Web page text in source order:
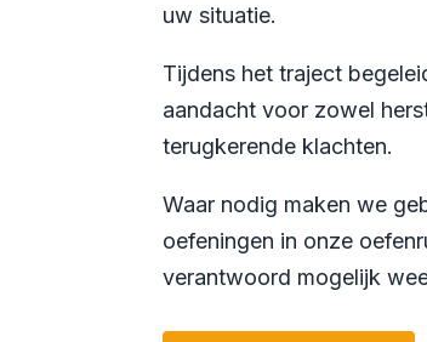
uw situatie.
Tijdens het traject
aandacht voor zowel
terugkerende klachten.
Waar nodig maken we
oefeningen in onze
verantwoord mogelijk